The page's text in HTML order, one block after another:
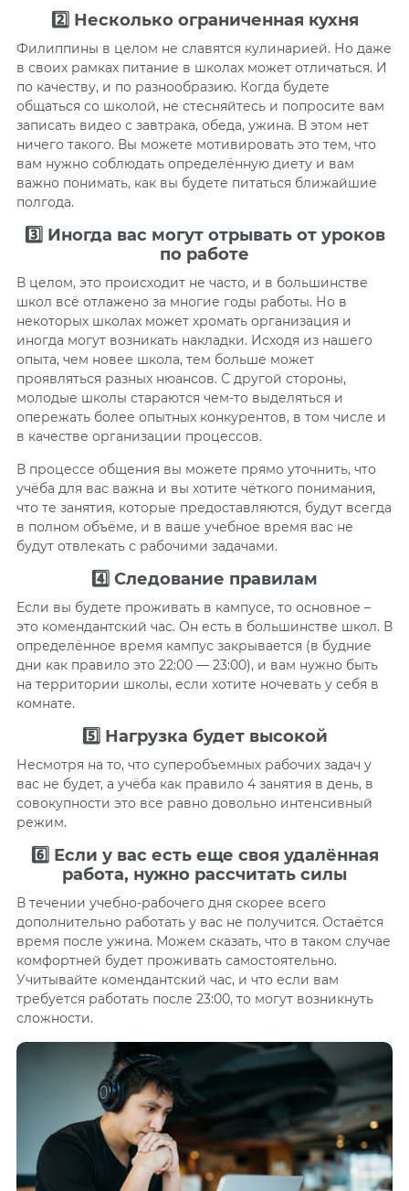
2️⃣ Несколько ограниченная кухня
Филиппины в целом не славятся кулинарией. Но даже
в своих рамках питание в школах может отличаться. И
по качеству, и по разнообразию. Когда будете
общаться со школой, не стесняйтесь и попросите вам
записать видео с завтрака, обеда, ужина. В этом нет
ничего такого. Вы можете мотивировать это тем, что
вам нужно соблюдать определённую диету и вам
важно понимать, как вы будете питаться ближайшие
полгода.
3️⃣ Иногда вас могут отрывать от уроков
по работе
В целом, это происходит не часто, и в большинстве
школ всё отлажено за многие годы работы. Но в
некоторых школах может хромать организация и
иногда могут возникать накладки. Исходя из нашего
опыта, чем новее школа, тем больше может
проявляться разных нюансов. С другой стороны,
молодые школы стараются чем-то выделяться и
опережать более опытных конкурентов, в том числе и
в качестве организации процессов.
В процессе общения вы можете прямо уточнить, что
учёба для вас важна и вы хотите чёткого понимания,
что те занятия, которые предоставляются, будут всегда
в полном объёме, и в ваше учебное время вас не
будут отвлекать с рабочими задачами.
4️⃣ Следование правилам
Если вы будете проживать в кампусе, то основное –
это комендантский час. Он есть в большинстве школ. В
определённое время кампус закрывается (в будние
дни как правило это 22:00 — 23:00), и вам нужно быть
на территории школы, если хотите ночевать у себя в
комнате.
5️⃣ Нагрузка будет высокой
Несмотря на то, что суперобъемных рабочих задач у
вас не будет, а учёба как правило 4 занятия в день, в
совокупности это все равно довольно интенсивный
режим.
6️⃣ Если у вас есть еще своя удалённая
работа, нужно рассчитать силы
В течении учебно-рабочего дня скорее всего
дополнительно работать у вас не получится. Остаётся
время после ужина. Можем сказать, что в таком случае
комфортней будет проживать самостоятельно.
Учитывайте комендантский час, и что если вам
требуется работать после 23:00, то могут возникнуть
сложности.